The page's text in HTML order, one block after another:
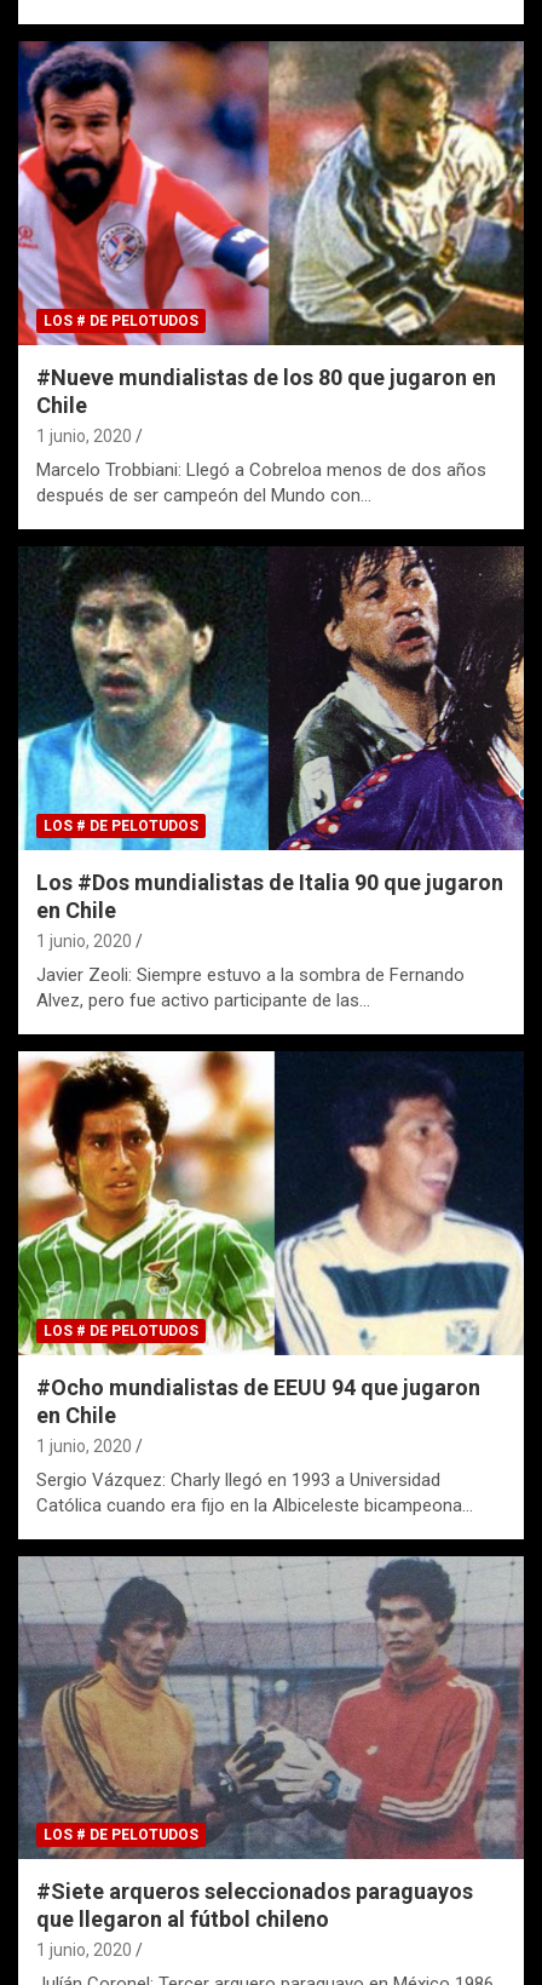
LOS # DE PELOTUDOS
#Nueve mundialistas de los 80 que jugaron en
Chile
1 junio, 2020
Marcelo Trobbiani: Llegó a Cobreloa menos de dos años
después de ser campeón del Mundo con…
LOS # DE PELOTUDOS
Los #Dos mundialistas de Italia 90 que jugaron
en Chile
1 junio, 2020
Javier Zeoli: Siempre estuvo a la sombra de Fernando
Alvez, pero fue activo participante de las…
LOS # DE PELOTUDOS
#Ocho mundialistas de EEUU 94 que jugaron
en Chile
1 junio, 2020
Sergio Vázquez: Charly llegó en 1993 a Universidad
Católica cuando era fijo en la Albiceleste bicampeona…
LOS # DE PELOTUDOS
#Siete arqueros seleccionados paraguayos
que llegaron al fútbol chileno
1 junio, 2020